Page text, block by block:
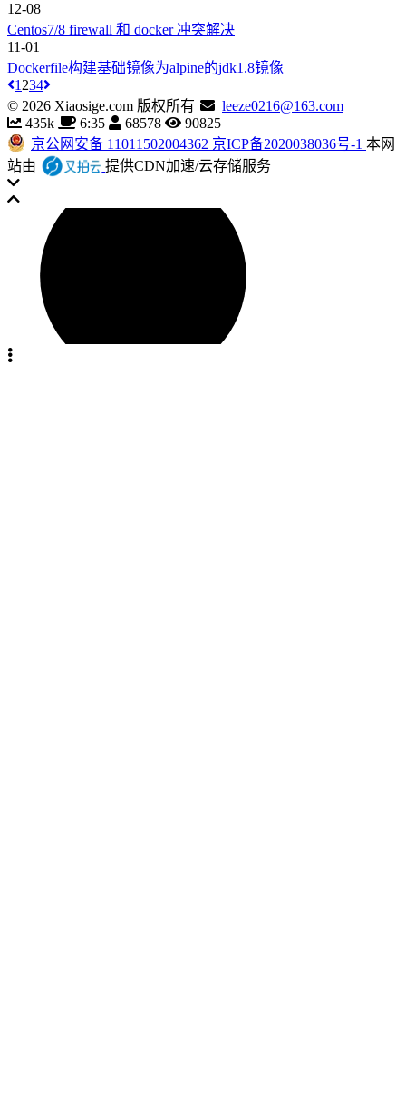
12-08
Centos7/8 firewall 和 docker 冲突解决
11-01
Dockerfile构建基础镜像为alpine的jdk1.8镜像
1 234
© 2026 Xiaosige.com 版权所有
leeze0216@163.com
435k
6:35 68578
90825
京公网安备 11011502004362 京ICP备2020038036号-1 本网
站由
提供CDN加速/云存储服务